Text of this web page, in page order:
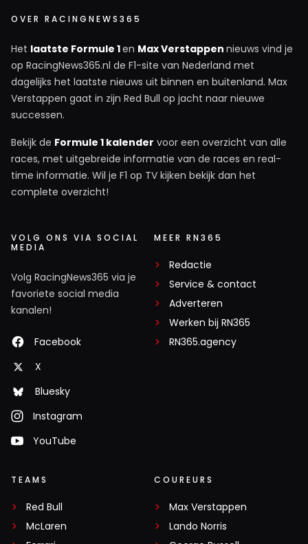
OVER RACINGNEWS365
Het laatste Formule 1en Max Verstappen nieuws vind je
op RacingNews365.nl de F1-site van Nederland met
dagelijks het laatste nieuws uit binnen en buitenland. Max
Verstappen gaat in zijn Red Bull op jacht naar nieuwe
successen.
Bekijk de Formule 1 kalender voor een overzicht van alle
races, met uitgebreide informatie van de races en real-
time informatie. Wil je F1 op TV kijken bekijk dan het
complete overzicht!
VOLG ONS VIA SOCIAL
MEDIA
Volg RacingNews365 via je
favoriete social media
kanalen!
Facebook
X
Bluesky
Instagram
YouTube
MEER RN365
Redactie
Service & contact
Adverteren
Werken bij RN365
RN365.agency
TEAMS
Red Bull
McLaren
COUREURS
Max Verstappen
Lando Norris